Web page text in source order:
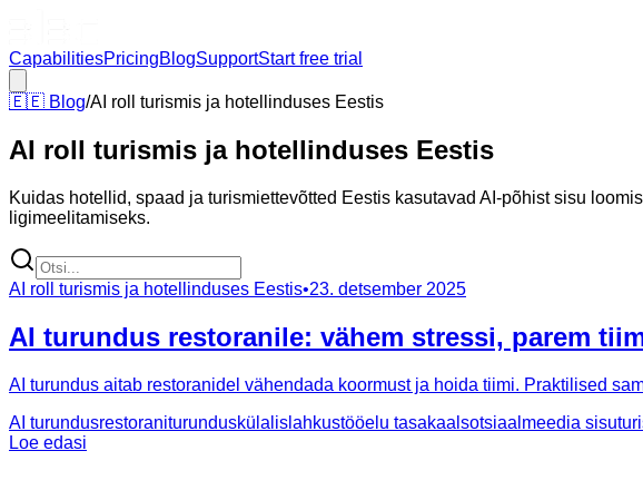
CapabilitiesPricingBlogSupportStart free trial
🇪🇪 Blog/AI roll turismis ja hotellinduses Eestis
AI roll turismis ja hotellinduses Eestis
Kuidas hotellid, spaad ja turismiettevõtted Eestis kasutavad AI-põhist sisu
ligimeelitamiseks.
AI roll turismis ja hotellinduses Eestis•23. detsember 2025
AI turundus restoranile: vähem stressi, parem
AI turundus aitab restoranidel vähendada koormust ja hoida tiimi. Praktilised
AI turundusrestoraniturunduskülalislahkustööelu tasakaal sotsiaalmeedia sisu
Loe edasi